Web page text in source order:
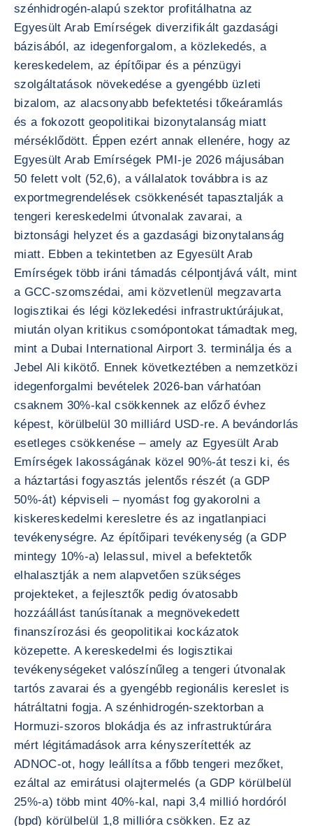
szénhidrogén-alapú szektor profitálhatna az
Egyesült Arab Emírségek diverzifikált gazdasági
bázisából, az idegenforgalom, a közlekedés, a
kereskedelem, az építőipar és a pénzügyi
szolgáltatások növekedése a gyengébb üzleti
bizalom, az alacsonyabb befektetési tőkeáramlás
és a fokozott geopolitikai bizonytalanság miatt
mérséklődött. Éppen ezért annak ellenére, hogy az
Egyesült Arab Emírségek PMI-je 2026 májusában
50 felett volt (52,6), a vállalatok továbbra is az
exportmegrendelések csökkenését tapasztalják a
tengeri kereskedelmi útvonalak zavarai, a
biztonsági helyzet és a gazdasági bizonytalanság
miatt. Ebben a tekintetben az Egyesült Arab
Emírségek több iráni támadás célpontjává vált, mint
a GCC-szomszédai, ami közvetlenül megzavarta
logisztikai és légi közlekedési infrastruktúrájukat,
miután olyan kritikus csomópontokat támadtak meg,
mint a Dubai International Airport 3. terminálja és a
Jebel Ali kikötő. Ennek következtében a nemzetközi
idegenforgalmi bevételek 2026-ban várhatóan
csaknem 30%-kal csökkennek az előző évhez
képest, körülbelül 30 milliárd USD-re. A bevándorlás
esetleges csökkenése – amely az Egyesült Arab
Emírségek lakosságának közel 90%-át teszi ki, és
a háztartási fogyasztás jelentős részét (a GDP
50%-át) képviseli – nyomást fog gyakorolni a
kiskereskedelmi keresletre és az ingatlanpiaci
tevékenységre. Az építőipari tevékenység (a GDP
mintegy 10%-a) lelassul, mivel a befektetők
elhalasztják a nem alapvetően szükséges
projekteket, a fejlesztők pedig óvatosabb
hozzáállást tanúsítanak a megnövekedett
finanszírozási és geopolitikai kockázatok
közepette. A kereskedelmi és logisztikai
tevékenységeket valószínűleg a tengeri útvonalak
tartós zavarai és a gyengébb regionális kereslet is
hátráltatni fogja. A szénhidrogén-szektorban a
Hormuzi-szoros blokádja és az infrastruktúrára
mért légitámadások arra kényszerítették az
ADNOC-ot, hogy leállítsa a főbb tengeri mezőket,
ezáltal az emirátusi olajtermelés (a GDP körülbelül
25%-a) több mint 40%-kal, napi 3,4 millió hordóról
(bpd) körülbelül 1,8 millióra csökken. Ez az